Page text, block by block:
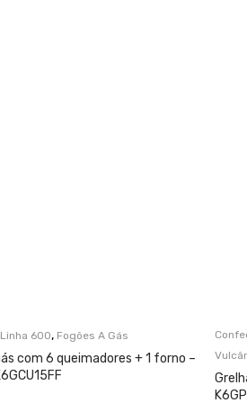
Linha 600, Fogões A Gás
com 6 queimadores + 1 forno –